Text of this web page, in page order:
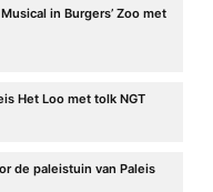
in Burgers’ Zoo met
Het Loo met tolk NGT
de paleistuin van Paleis